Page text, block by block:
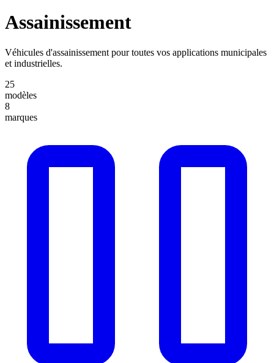
Assainissement
Véhicules d'assainissement pour toutes vos applications municipales
et industrielles.
25
modèles
8
marques